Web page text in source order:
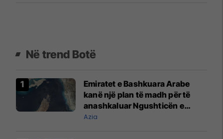
Në trend Botë
Emiratet e Bashkuara Arabe
kanë një plan të madh për të
anashkaluar Ngushticën e
Hormuzit
Azia